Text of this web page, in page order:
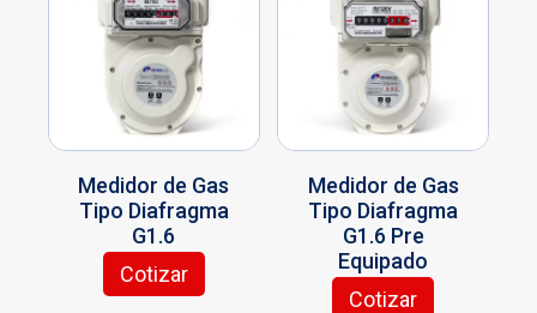
Medidor de Gas
Tipo Diafragma
G1.6
Cotizar
Medidor de Gas
Tipo Diafragma
G1.6 Pre
Equipado
Cotizar